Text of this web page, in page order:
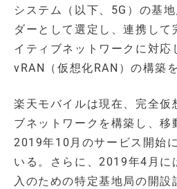
システム（以下、5G）の基
ダーとして選定し、連携して
イティブネットワークに対応
vRAN（仮想化RAN）の構築
楽天モバイルは現在、完全仮
ブネットワークを構築し、移
2019年10月のサービス開始
いる。さらに、2019年4月に
入のための特定基地局の開設